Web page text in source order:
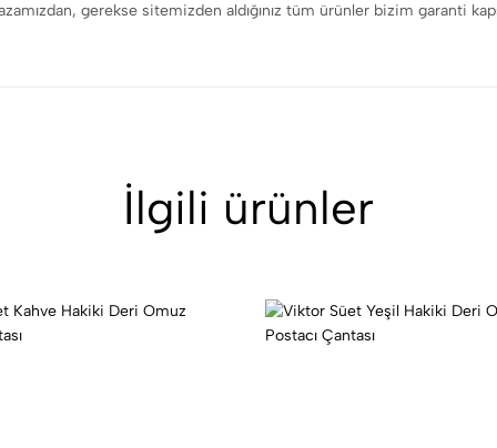
gerekse sitemizden aldığınız tüm ürünler bizim garanti
İlgili ürünler